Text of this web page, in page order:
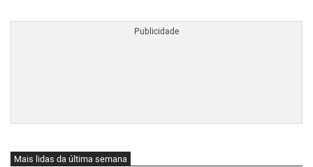
Mais lidas da última semana